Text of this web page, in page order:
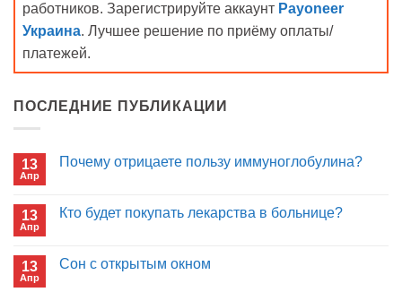
работников. Зарегистрируйте аккаунт Payoneer
Украина. Лучшее решение по приёму оплаты/
платежей.
ПОСЛЕДНИЕ ПУБЛИКАЦИИ
13
Апр
Почему отрицаете пользу иммуноглобулина?
Почему
13
Апр
Кто будет покупать лекарства в больнице?
Кто
13
Апр
Сон с открытым окном